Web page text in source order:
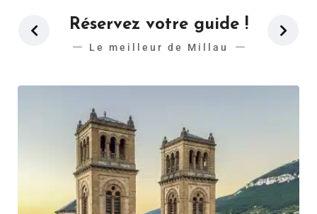
Réservez votre guide !
Le meilleur de Millau